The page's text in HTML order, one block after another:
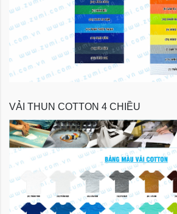
VẢI THUN COTTON 4 CHIỀU